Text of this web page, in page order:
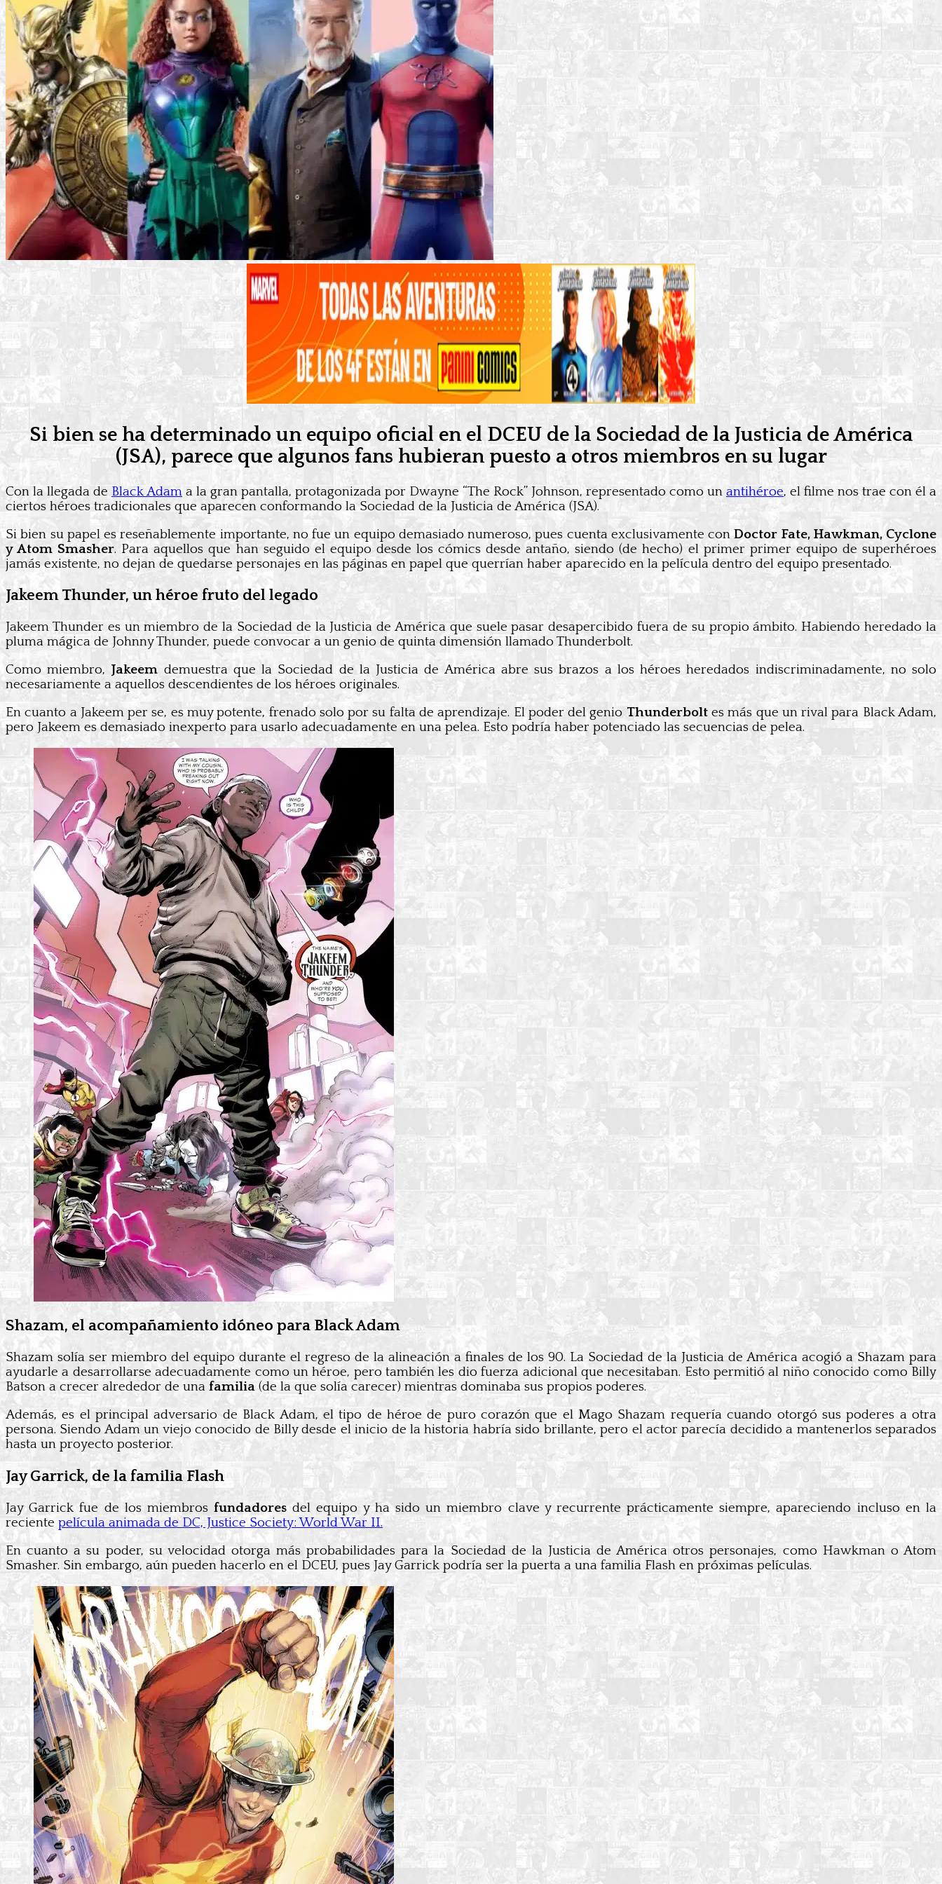
Si bien se ha determinado un equipo oficial en el DCEU de la Sociedad de la Justicia de América
(JSA), parece que algunos fans hubieran puesto a otros miembros en su lugar
Con la llegada de Black Adam a la gran pantalla, protagonizada por Dwayne “The Rock” Johnson, representado como un antihéroe, el filme nos trae con él a
ciertos héroes tradicionales que aparecen conformando la Sociedad de la Justicia de América (JSA).
Si bien su papel es reseñablemente importante, no fue un equipo demasiado numeroso, pues cuenta exclusivamente conDoctor Fate, Hawkman, Cyclone
y Atom Smasher. Para aquellos que han seguido el equipo desde los cómics desde antaño, siendo (de hecho) el primer primer equipo de superhéroes
jamás existente, no dejan de quedarse personajes en las páginas en papel que querrían haber aparecido en la película dentro del equipo presentado.
Jakeem Thunder, un héroe fruto del legado
Jakeem Thunder es un miembro de la Sociedad de la Justicia de América que suele pasar desapercibido fuera de su propio ámbito. Habiendo heredado la
pluma mágica de Johnny Thunder, puede convocar a un genio de quinta dimensión llamado Thunderbolt.
Como miembro, Jakeem demuestra que la Sociedad de la Justicia de América abre sus brazos a los héroes heredados indiscriminadamente, no solo
necesariamente a aquellos descendientes de los héroes originales.
En cuanto a Jakeem per se, es muy potente, frenado solo por su falta de aprendizaje. El poder del genio Thunderboltes más que un rival para Black Adam,
pero Jakeem es demasiado inexperto para usarlo adecuadamente en una pelea. Esto podría haber potenciado las secuencias de pelea.
Shazam, el acompañamiento idóneo para Black Adam
Shazam solía ser miembro del equipo durante el regreso de la alineación a finales de los 90. La Sociedad de la Justicia de América acogió a Shazam para
ayudarle a desarrollarse adecuadamente como un héroe, pero también les dio fuerza adicional que necesitaban. Esto permitió al niño conocido como Billy
Batson a crecer alrededor de una familia(de la que solía carecer) mientras dominaba sus propios poderes.
Además, es el principal adversario de Black Adam, el tipo de héroe de puro corazón que el Mago Shazam requería cuando otorgó sus poderes a otra
persona. Siendo Adam un viejo conocido de Billy desde el inicio de la historia habría sido brillante, pero el actor parecía decidido a mantenerlos separados
hasta un proyecto posterior.
Jay Garrick, de la familia Flash
Jay Garrick fue de los miembrosfundadores del equipo y ha sido un miembro clave y recurrente prácticamente siempre, apareciendo incluso en la
reciente película animada de DC, Justice Society: World War II.
En cuanto a su poder, su velocidad otorga más probabilidades para la Sociedad de la Justicia de América otros personajes, como Hawkman o Atom
Smasher. Sin embargo, aún pueden hacerlo en el DCEU, pues Jay Garrick podría ser la puerta a una familia Flash en próximas películas.